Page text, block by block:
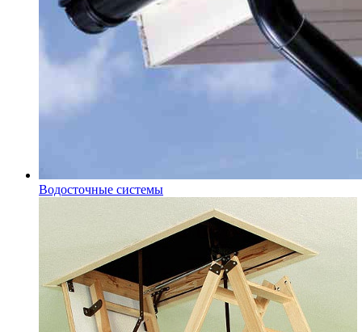
Водосточные системы